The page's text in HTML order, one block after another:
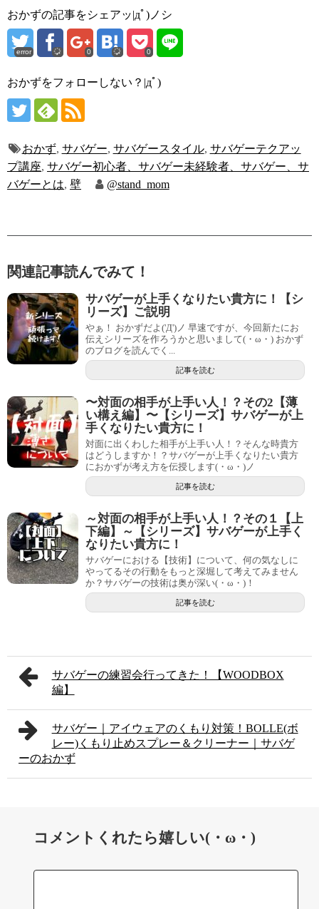
おかずの記事をシェアッ|дﾟ)ノシ
error 0 0
おかずをフォローしない？|дﾟ)
おかず, サバゲー, サバゲースタイル, サバゲーテクアッ
プ講座, サバゲー初心者、サバゲー未経験者、サバゲー、サ
バゲーとは, 壁 @stand_mom
関連記事読んでみて！
サバゲーが上手くなりたい貴方に！【シ
リーズ】ご説明
やぁ！ おかずだよ('Д')ノ 早速ですが、今回新たにお
伝えシリーズを作ろうかと思いまして(・ω・) おかず
のブログを読んでく...
記事を読む
〜対面の相手が上手い人！？その2【薄
い構え編】〜【シリーズ】サバゲーが上
手くなりたい貴方に！
対面に出くわした相手が上手い人！？そんな時貴方
はどうしますか！？サバゲーが上手くなりたい貴方
におかずが考え方を伝授します(・ω・)ノ
記事を読む
～対面の相手が上手い人！？その１【上
下編】～【シリーズ】サバゲーが上手く
なりたい貴方に！
サバゲーにおける【技術】について、何の気なしに
やってるその行動をもっと深堀して考えてみません
か？サバゲーの技術は奥が深い(・ω・)！
記事を読む
サバゲーの練習会行ってきた！【WOODBOX
編】
サバゲー｜アイウェアのくもり対策！BOLLE(ボ
レー)くもり止めスプレー＆クリーナー｜サバゲ
ーのおかず
コメントくれたら嬉しい(・ω・)